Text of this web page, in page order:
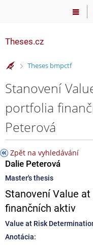
Theses.cz
>
Theses bmpctf
Stanovení
portfolia
Peterová
Zpět na vyhledávání
Dalie Peterová
Master's thesis
Stanovení Value
finančních aktiv
Value at Risk
Anotácia: